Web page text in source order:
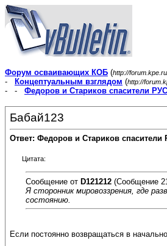
Форум осваивающих КОБ (http://
-
Концептуальным взглядом (http://
- - Федоров и Стариков спасители
Бабай123
Ответ: Федоров и Стариков
Цитата:
Сообщение от D121212 (Сообщение
Я сторонник мировоззрения, где
состоянию.
Если постоянно возвращаться в